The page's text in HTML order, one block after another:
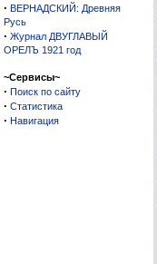
· ВЕРНАДСКИЙ: Древняя
Русь
· Журнал ДВУГЛАВЫЙ
ОРЕЛЪ 1921 год
~Сервисы~
· Поиск по сайту
· Статистика
· Навигация